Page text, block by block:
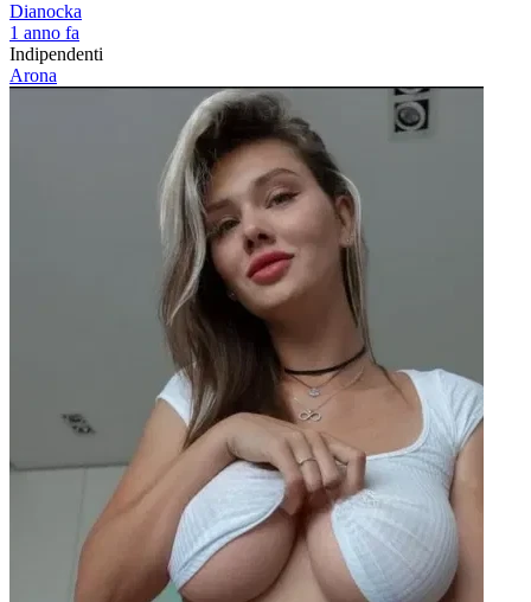
Dianocka
1 anno fa
Indipendenti
Arona